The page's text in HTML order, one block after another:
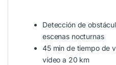
Detección de
escenas nocturnas
45 min de tiempo de
vídeo a 20 km